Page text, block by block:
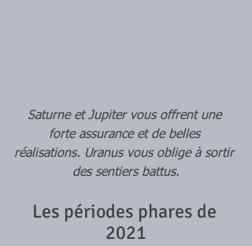
Saturne et Jupiter vous offrent une
forte assurance et de belles
réalisations. Uranus vous oblige à sortir
des sentiers battus.
Les périodes phares de
2021